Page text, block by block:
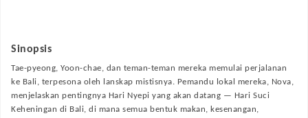
Sinopsis
Tae-pyeong, Yoon-chae, dan teman-teman mereka memulai perjalanan
ke Bali, terpesona oleh lanskap mistisnya. Pemandu lokal mereka, Nova,
menjelaskan pentingnya Hari Nyepi yang akan datang — Hari Suci
Keheningan di Bali, di mana semua bentuk makan, kesenangan,